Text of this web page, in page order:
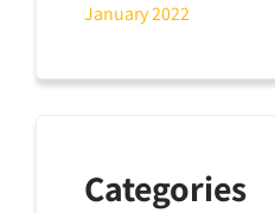
January 2022
Categories